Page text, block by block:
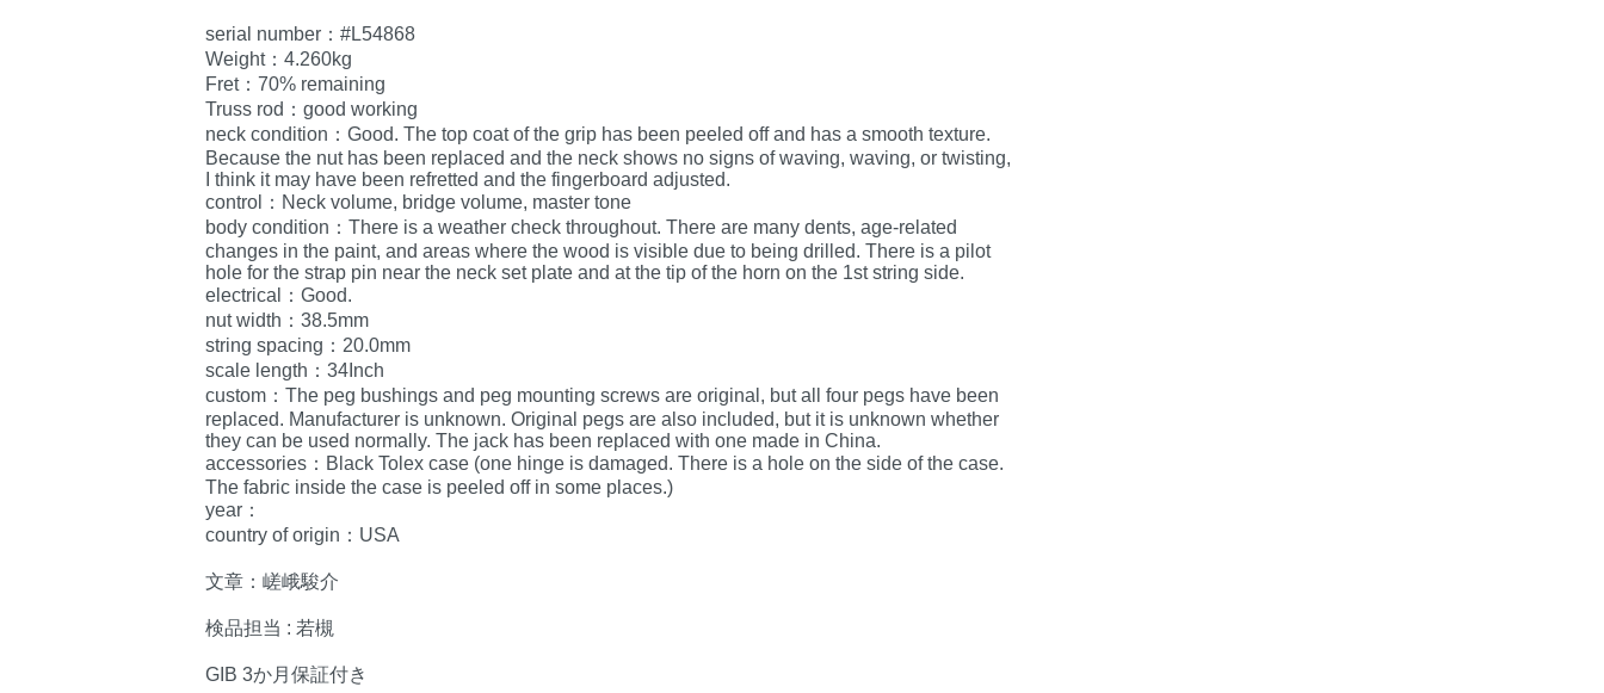
serial number：#L54868
Weight：4.260kg
Fret：70% remaining
Truss rod：good working
neck condition：Good. The top coat of the grip has been peeled off and has a smooth texture.
Because the nut has been replaced and the neck shows no signs of waving, waving, or twisting,
I think it may have been refretted and the fingerboard adjusted.
control：Neck volume, bridge volume, master tone
body condition：There is a weather check throughout. There are many dents, age-related
changes in the paint, and areas where the wood is visible due to being drilled. There is a pilot
hole for the strap pin near the neck set plate and at the tip of the horn on the 1st string side.
electrical：Good.
nut width：38.5mm
string spacing：20.0mm
scale length：34Inch
custom：The peg bushings and peg mounting screws are original, but all four pegs have been
replaced. Manufacturer is unknown. Original pegs are also included, but it is unknown whether
they can be used normally. The jack has been replaced with one made in China.
accessories：Black Tolex case (one hinge is damaged. There is a hole on the side of the case.
The fabric inside the case is peeled off in some places.)
year：
country of origin：USA
文章：嵯峨駿介
検品担当 : 若槻
GIB 3か月保証付き